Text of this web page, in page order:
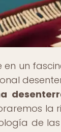
en un
la
de